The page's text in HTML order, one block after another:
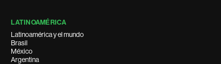
LATINOAMÉRICA
Latinoamérica y el mundo
Brasil
México
Argentina